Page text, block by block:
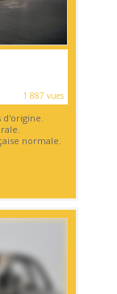
1 887 vues
d'origine.
normale.